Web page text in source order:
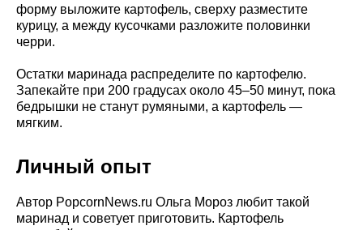
форму выложите картофель, сверху разместите
курицу, а между кусочками разложите половинки
черри.
Остатки маринада распределите по картофелю.
Запекайте при 200 градусах около 45–50 минут, пока
бедрышки не станут румяными, а картофель —
мягким.
Личный опыт
Автор PopcornNews.ru Ольга Мороз любит такой
маринад и советует приготовить. Картофель